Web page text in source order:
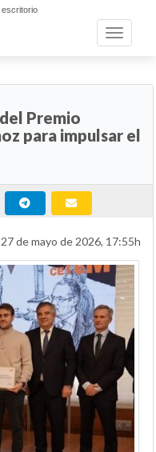
escritorio
Toggle
Premio
para impulsar el
27 de mayo de 2026, 17:55h